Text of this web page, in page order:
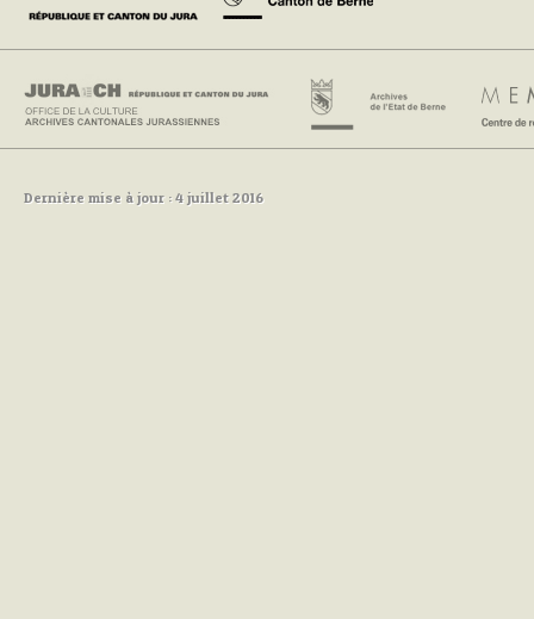
Dernière mise à jour : 4 juillet 2016